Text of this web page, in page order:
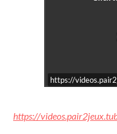
https://
https://